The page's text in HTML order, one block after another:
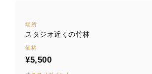
場所
スタジオ近くの竹林
価格
¥5,500